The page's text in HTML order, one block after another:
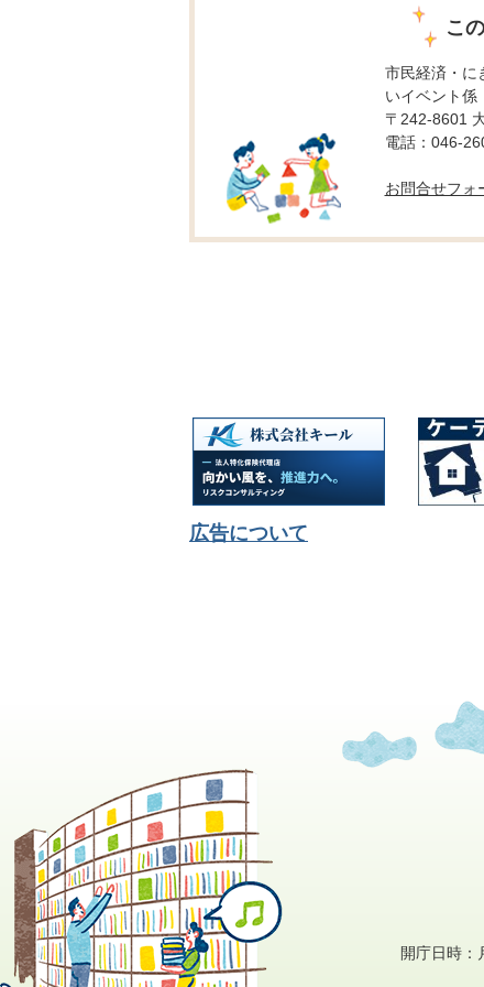
こ
市民経済・に
いイベント係
〒242-8601
電話：046-
お問合せフォ
広告について
開庁日時：